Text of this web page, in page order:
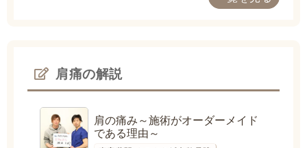
肩痛の解説
肩の痛み～施術がオーダーメイド
である理由～